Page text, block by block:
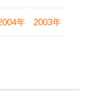
年 2003年